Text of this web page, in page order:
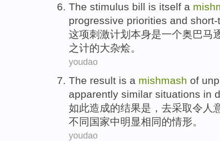
The stimulus bill is itself a
progressive priorities and short-
这项刺激计划 本身是一个奥巴马
之计的大杂烩。
youdao
The result is a mishmash of
apparently similar situations in
如此造成的结果是 ， 去采取令人
不同 国家中明显相同的情形。
youdao